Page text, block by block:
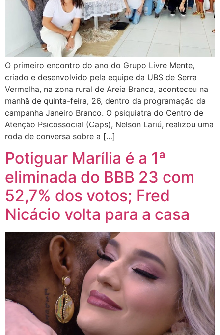
O primeiro encontro do ano do Grupo Livre Mente,
criado e desenvolvido pela equipe da UBS de Serra
Vermelha, na zona rural de Areia Branca, aconteceu na
manhã de quinta-feira, 26, dentro da programação da
campanha Janeiro Branco. O psiquiatra do Centro de
Atenção Psicossocial (Caps), Nelson Lariú, realizou uma
roda de conversa sobre a […]
Potiguar Marília é a 1ª
eliminada do BBB 23 com
52,7% dos votos; Fred
Nicácio volta para a casa